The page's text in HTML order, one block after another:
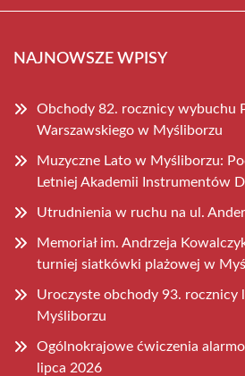
NAJNOWSZE WPISY
Obchody 82. rocznicy wybuchu
Warszawskiego w Myśliborzu
Muzyczne Lato w Myśliborzu:
Letniej Akademii Instrumentów
Utrudnienia w ruchu na ul.
Memoriał im. Andrzeja
turniej siatkówki plażowej w
Uroczyste obchody 93. rocznicy
Myśliborzu
Ogólnokrajowe ćwiczenia
lipca 2026